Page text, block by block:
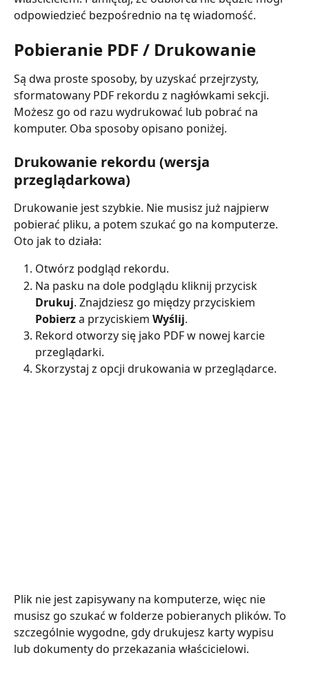
odpowiedzieć bezpośrednio na tę wiadomość.
Pobieranie PDF / Drukowanie
Są dwa proste sposoby, by uzyskać przejrzysty,
sformatowany PDF rekordu z nagłówkami sekcji.
Możesz go od razu wydrukować lub pobrać na
komputer. Oba sposoby opisano poniżej.
Drukowanie rekordu (wersja
przeglądarkowa)
Drukowanie jest szybkie. Nie musisz już najpierw
pobierać pliku, a potem szukać go na komputerze.
Oto jak to działa:
Otwórz podgląd rekordu.
Na pasku na dole podglądu kliknij przycisk
Drukuj. Znajdziesz go między przyciskiem
Pobierz a przyciskiem Wyślij.
Rekord otworzy się jako PDF w nowej karcie
przeglądarki.
Skorzystaj z opcji drukowania w przeglądarce.
Plik nie jest zapisywany na komputerze, więc nie
musisz go szukać w folderze pobieranych plików. To
szczególnie wygodne, gdy drukujesz karty wypisu
lub dokumenty do przekazania właścicielowi.